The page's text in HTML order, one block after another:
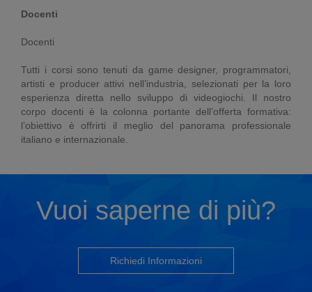
Docenti
Docenti
Tutti i corsi sono tenuti da game designer, programmatori,
artisti e producer attivi nell’industria, selezionati per la loro
esperienza diretta nello sviluppo di videogiochi. Il nostro
corpo docenti è la colonna portante dell’offerta formativa:
l’obiettivo è offrirti il meglio del panorama professionale
italiano e internazionale.
Vuoi saperne di più?
Richiedi Informazioni